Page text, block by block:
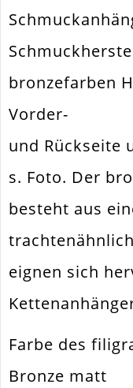
Verwendung
Innendurchmesser
Material
bronzefarben
Vorder-
und Rückseite
s. Foto. Der
besteht aus
eignen sich
Farbe des
Bronze matt